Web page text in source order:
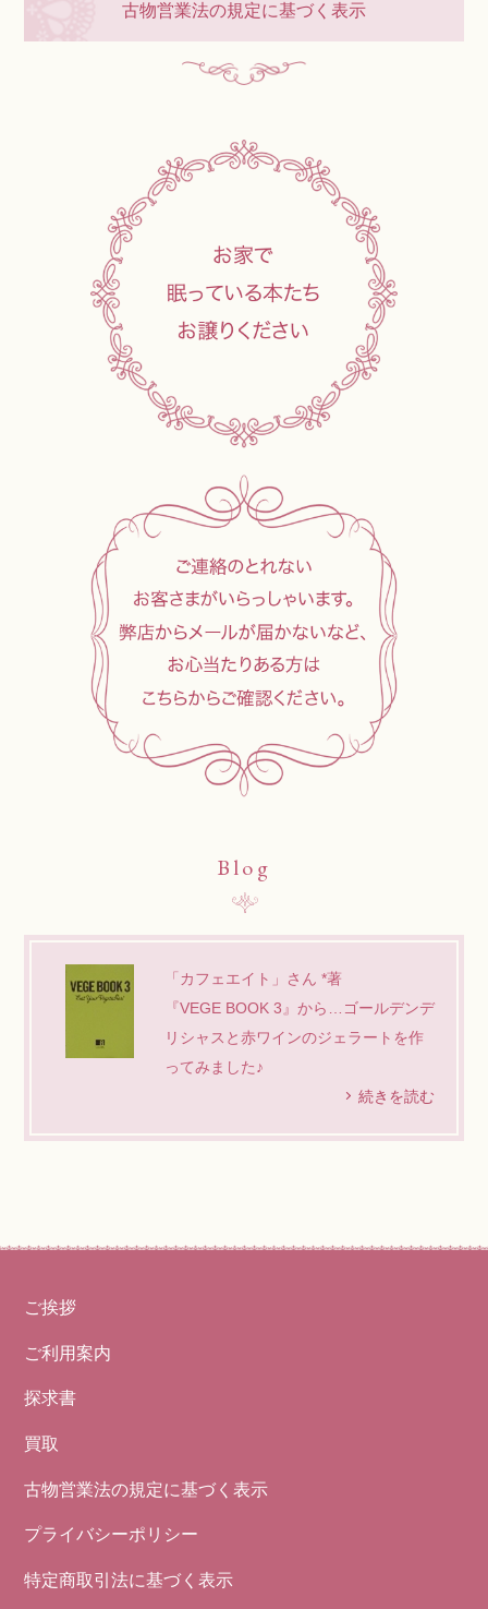
古物営業法の規定に基づく表示
Blog
「カフェエイト」さん *著
『VEGE BOOK 3』から…ゴールデンデ
リシャスと赤ワインのジェラートを作
ってみました♪
続きを読む
ご挨拶
ご利用案内
探求書
買取
古物営業法の規定に基づく表示
プライバシーポリシー
特定商取引法に基づく表示